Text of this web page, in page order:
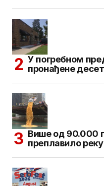
У погребном
пронађене
Више од 90.000
преплавило